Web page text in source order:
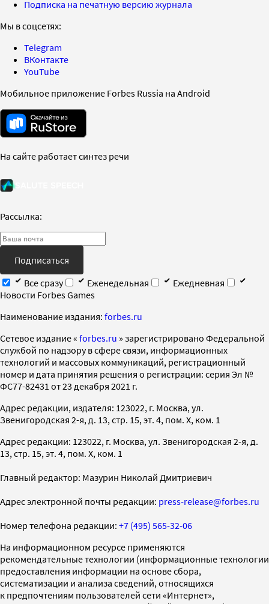
Подписка на печатную версию журнала
Мы в соцсетях:
Telegram
ВКонтакте
YouTube
Мобильное приложение Forbes Russia на Android
На сайте работает синтез речи
Рассылка:
Подписаться
Все сразу
Еженедельная
Ежедневная
Новости Forbes Games
Наименование издания: forbes.ru
Cетевое издание « forbes.ru » зарегистрировано Федеральной
службой по надзору в сфере связи, информационных
технологий и массовых коммуникаций, регистрационный
номер и дата принятия решения о регистрации: серия Эл №
ФС77-82431 от 23 декабря 2021 г.
Адрес редакции, издателя: 123022, г. Москва, ул.
Звенигородская 2-я, д. 13, стр. 15, эт. 4, пом. X, ком. 1
Адрес редакции: 123022, г. Москва, ул. Звенигородская 2-я, д.
13, стр. 15, эт. 4, пом. X, ком. 1
Главный редактор: Мазурин Николай Дмитриевич
Адрес электронной почты редакции: press-release@forbes.ru
Номер телефона редакции: +7 (495) 565-32-06
На информационном ресурсе применяются
рекомендательные технологии (информационные технологии
предоставления информации на основе сбора,
систематизации и анализа сведений, относящихся
к предпочтениям пользователей сети «Интернет»,